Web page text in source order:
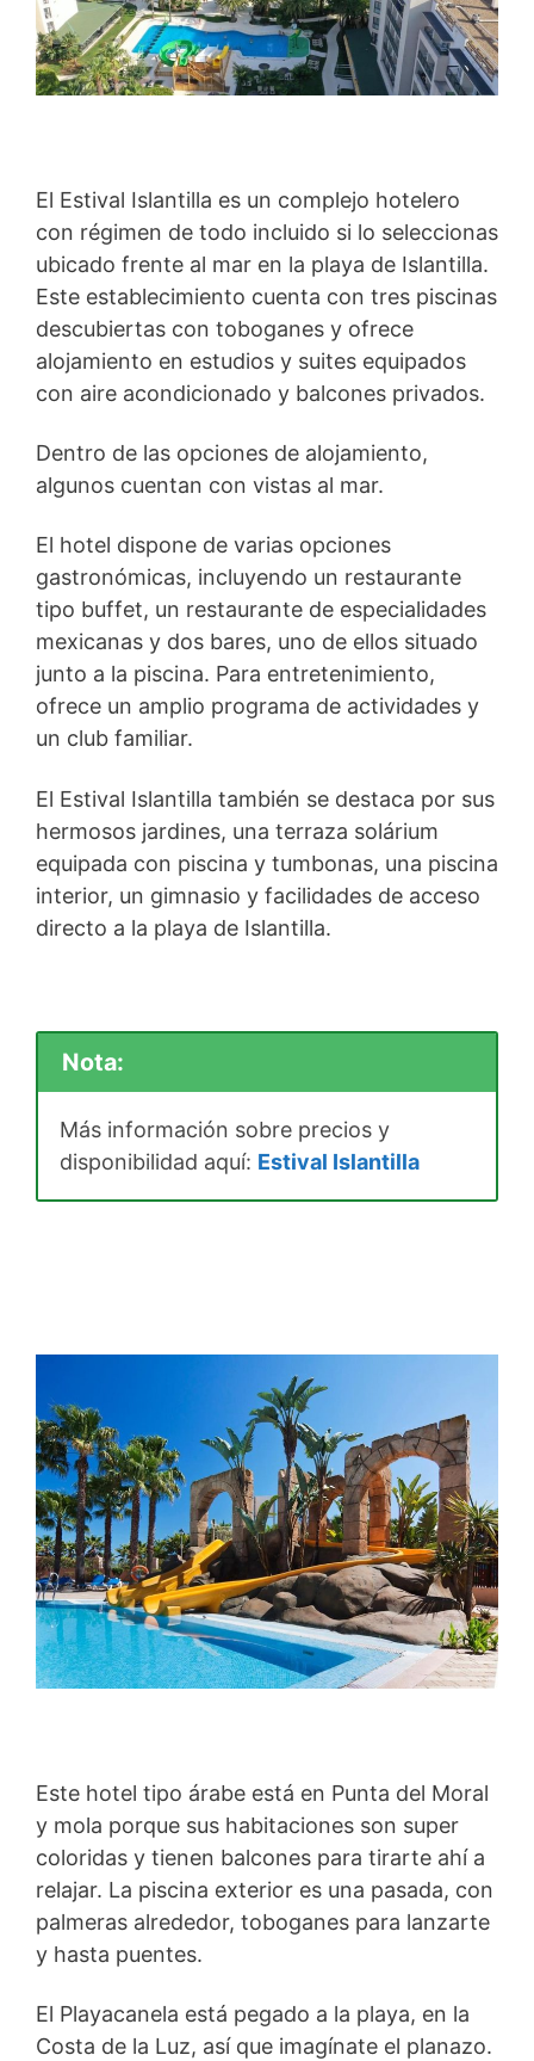
El Estival Islantilla es un complejo hotelero
con régimen de todo incluido si lo seleccionas
ubicado frente al mar en la playa de Islantilla.
Este establecimiento cuenta con tres piscinas
descubiertas con toboganes y ofrece
alojamiento en estudios y suites equipados
con aire acondicionado y balcones privados.
Dentro de las opciones de alojamiento,
algunos cuentan con vistas al mar.
El hotel dispone de varias opciones
gastronómicas, incluyendo un restaurante
tipo buffet, un restaurante de especialidades
mexicanas y dos bares, uno de ellos situado
junto a la piscina. Para entretenimiento,
ofrece un amplio programa de actividades y
un club familiar.
El Estival Islantilla también se destaca por sus
hermosos jardines, una terraza solárium
equipada con piscina y tumbonas, una piscina
interior, un gimnasio y facilidades de acceso
directo a la playa de Islantilla.
Nota:
Más información sobre precios y
disponibilidad aquí: Estival Islantilla
Este hotel tipo árabe está en Punta del Moral
y mola porque sus habitaciones son super
coloridas y tienen balcones para tirarte ahí a
relajar. La piscina exterior es una pasada, con
palmeras alrededor, toboganes para lanzarte
y hasta puentes.
El Playacanela está pegado a la playa, en la
Costa de la Luz, así que imagínate el planazo.